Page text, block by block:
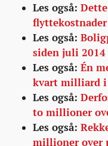
Les også:
Les også:
siden juli 2014
Les også: Én
kvart milliard i
Les også:
to millioner
Les også:
millioner over